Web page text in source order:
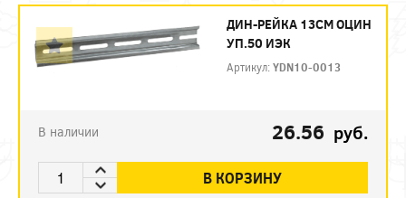
ДИН-РЕЙКА 13СМ ОЦИН
УП.50 ИЭК
Артикул:YDN10-0013
В наличии 26.56 руб.
В КОРЗИНУ